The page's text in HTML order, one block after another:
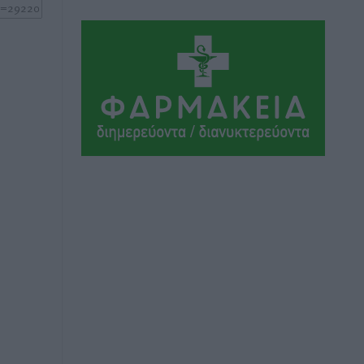
Συνελήφθη 37χρονη στη Ρόδο γιατί
είχε αφήσει τα τρία ανήλικα παιδιά της
χωρίς επιτήρηση
Τοπικές Ειδήσεις πριν 10 ώρες
Σταυρός Καλυθιών: Απέκτησε την